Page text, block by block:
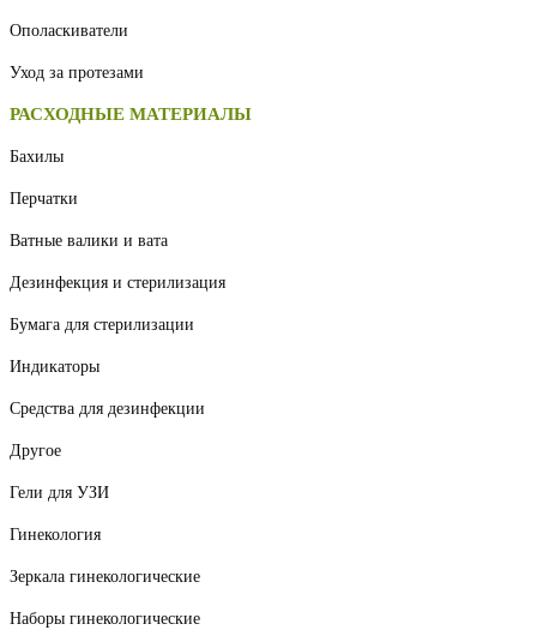
Ополаскиватели
Уход за протезами
РАСХОДНЫЕ МАТЕРИАЛЫ
Бахилы
Перчатки
Ватные валики и вата
Дезинфекция и стерилизация
Бумага для стерилизации
Индикаторы
Средства для дезинфекции
Другое
Гели для УЗИ
Гинекология
Зеркала гинекологические
Наборы гинекологические